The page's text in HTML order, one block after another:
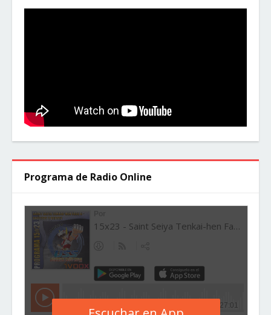
Programa de Radio Online